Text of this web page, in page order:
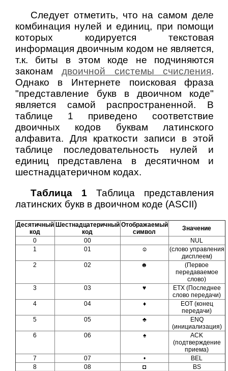
Следует отметить, что на самом деле
комбинация нулей и единиц, при помощи
которых кодируется текстовая
информация двоичным кодом не является,
т.к. биты в этом коде не подчиняются
законамдвоичной системы счисления.
Однако в Интернете поисковая фраза
"представление букв в двоичном коде"
является самой распространенной. В
таблице 1 приведено соответствие
двоичных кодов буквам латинского
алфавита. Для краткости записи в этой
таблице последовательность нулей и
единиц представлена в десятичном и
шестнадцатеричном кодах.
Таблица 1 Таблица представления
латинских букв в двоичном коде (ASCII)
Десятичный
код
Шестнадцатеричный
код
Отображаемый
символ
Значение
0
00
NUL
1
01 ☺
(слово управления
дисплеем)
2
02 ☻
(Первое
передаваемое
слово)
3
03 ♥
ETX (Последнее
слово передачи)
4
04 ♦
EOT (конец
передачи)
5
05 ♣
ENQ
(инициализация)
6
06 ♠
ACK
(подтверждение
приема)
7
07 •
BEL
8
08 ◘
BS